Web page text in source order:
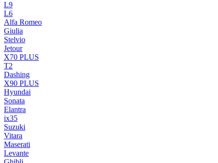
L9
L6
Alfa Romeo
Giulia
Stelvio
Jetour
X70 PLUS
T2
Dashing
X90 PLUS
Hyundai
Sonata
Elantra
ix35
Suzuki
Vitara
Maserati
Levante